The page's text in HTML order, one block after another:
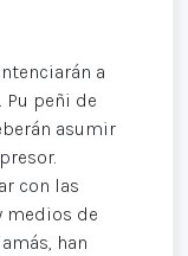
a
Pu peñi de
asumir
con las
medios de
han